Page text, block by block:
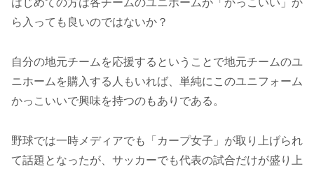
はじめての方は各チームのユニホームが「かっこいい」か
ら入っても良いのではないか？
自分の地元チームを応援するということで地元チームのユ
ニホームを購入する人もいれば、単純にこのユニフォーム
かっこいいで興味を持つのもありである。
野球では一時メディアでも「カープ女子」が取り上げられ
て話題となったが、サッカーでも代表の試合だけが盛り上